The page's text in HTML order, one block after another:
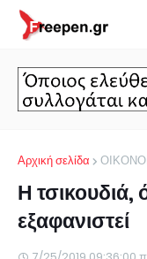
Αρχική σελίδα
Η τσικουδιά,
εξαφανιστεί